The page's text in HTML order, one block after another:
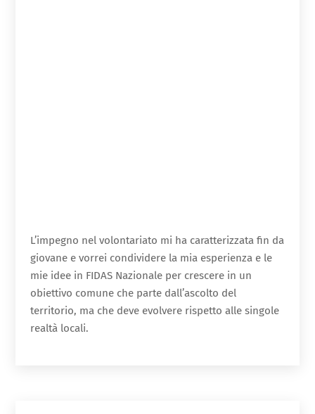
L’impegno nel volontariato mi ha caratterizzata fin da
giovane e vorrei condividere la mia esperienza e le
mie idee in FIDAS Nazionale per crescere in un
obiettivo comune che parte dall’ascolto del
territorio, ma che deve evolvere rispetto alle singole
realtà locali.